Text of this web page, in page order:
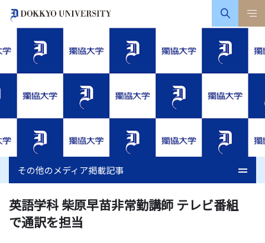
その他のメディア掲載記事
英語学科 柴原早苗非常勤講師 テレビ番組
で通訳を担当